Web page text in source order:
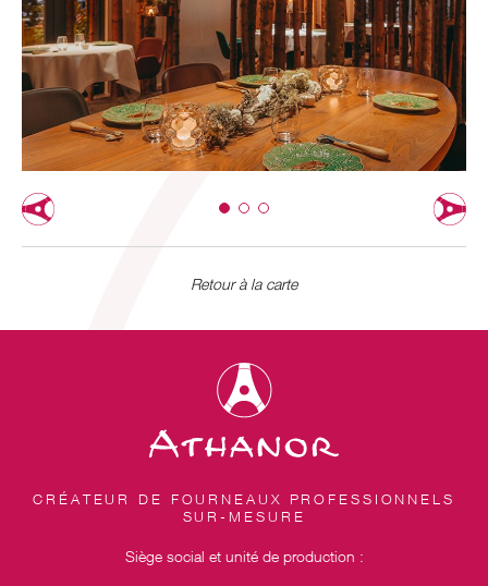
Retour à la carte
CRÉATEUR DE FOURNEAUX PROFESSIONNELS
SUR-MESURE
Siège social et unité de production :